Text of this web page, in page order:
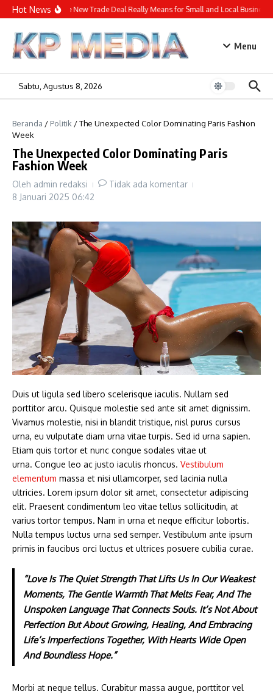
Lewati ke konten
Hot NewsWhat the New Trade Deal Really Means for Small and Local Businesses
Menu
Sabtu, Agustus 8, 2026
Beranda / Politik /The Unexpected Color Dominating Paris Fashion
Week
The Unexpected Color Dominating Paris
Fashion Week
Oleh admin redaksi
Tidak ada komentar
8 Januari 2025 06:42
Duis ut ligula sed libero scelerisque iaculis. Nullam sed
porttitor arcu. Quisque molestie sed ante sit amet dignissim.
Vivamus molestie, nisi in blandit tristique, nisl purus cursus
urna, eu vulputate diam urna vitae turpis. Sed id urna sapien.
Etiam quis tortor et nunc congue sodales vitae ut
urna. Congue leo ac justo iaculis rhoncus. Vestibulum
elementum massa et nisi ullamcorper, sed lacinia nulla
ultricies. Lorem ipsum dolor sit amet, consectetur adipiscing
elit. Praesent condimentum leo vitae tellus sollicitudin, at
varius tortor tempus. Nam in urna et neque efficitur lobortis.
Nulla tempus luctus urna sed semper. Vestibulum ante ipsum
primis in faucibus orci luctus et ultrices posuere cubilia curae.
“Love Is The Quiet Strength That Lifts Us In Our Weakest
Moments, The Gentle Warmth That Melts Fear, And The
Unspoken Language That Connects Souls. It’s Not About
Perfection But About Growing, Healing, And Embracing
Life’s Imperfections Together, With Hearts Wide Open
And Boundless Hope.”
Morbi at neque tellus. Curabitur massa augue, porttitor vel